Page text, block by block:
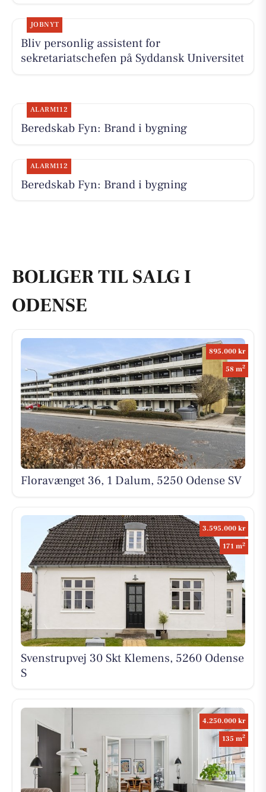
JOBNYT
Bliv personlig assistent for
sekretariatschefen på Syddansk Universitet
ALARM112
Beredskab Fyn: Brand i bygning
ALARM112
Beredskab Fyn: Brand i bygning
BOLIGER TIL SALG I
ODENSE
895.000 kr
58 m2
Floravænget 36, 1 Dalum, 5250 Odense SV
3.595.000 kr
171 m2
Svenstrupvej 30 Skt Klemens, 5260 Odense
S
4.250.000 kr
135 m2